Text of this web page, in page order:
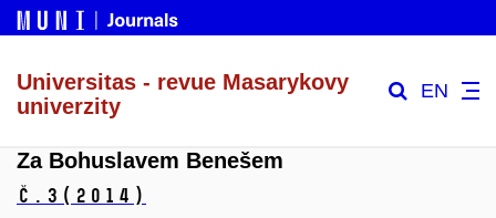
Universitas - revue Masarykovy
univerzity
EN
Za Bohuslavem Benešem
č.3 (2014)